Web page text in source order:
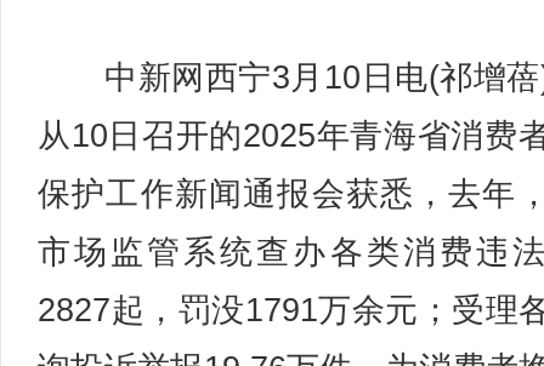
中新网西宁3月10日电(祁增蓓
从10日召开的2025年青海省消费
保护工作新闻通报会获悉，去年
市场监管系统查办各类消费违
2827起，罚没1791万余元；受理